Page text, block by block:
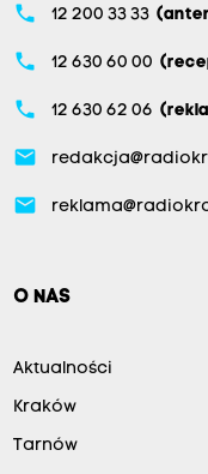
phone 12 200 33 33
phone 12 630 60 00
phone 12 630 62 06
email
email
O NAS
Aktualności
Kraków
Tarnów